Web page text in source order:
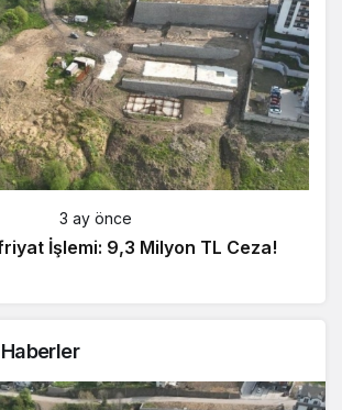
3 ay önce
İşlemi: 9,3 Milyon TL Ceza!